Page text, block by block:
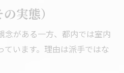
実態）
念がある一方、都内では室内
ています。理由は派手ではな